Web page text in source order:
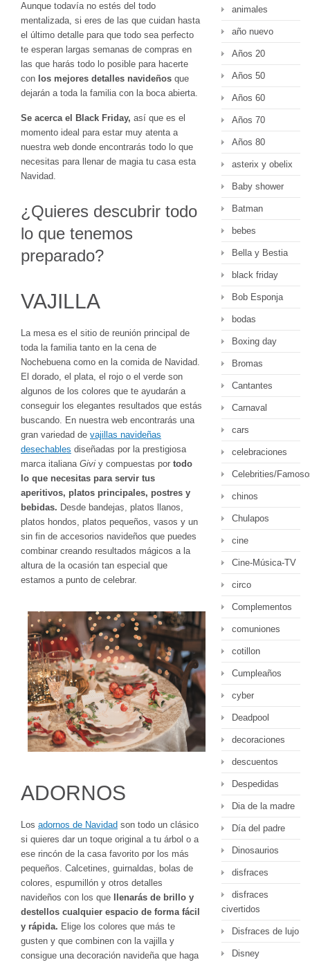
Aunque todavía no estés del todo
mentalizada, si eres de las que cuidan hasta
el último detalle para que todo sea perfecto
te esperan largas semanas de compras en
las que harás todo lo posible para hacerte
con los mejores detalles navideños que
dejarán a toda la familia con la boca abierta.
Se acerca el Black Friday, así que es el
momento ideal para estar muy atenta a
nuestra web donde encontrarás todo lo que
necesitas para llenar de magia tu casa esta
Navidad.
¿Quieres descubrir todo
lo que tenemos
preparado?
VAJILLA
La mesa es el sitio de reunión principal de
toda la familia tanto en la cena de
Nochebuena como en la comida de Navidad.
El dorado, el plata, el rojo o el verde son
algunos de los colores que te ayudarán a
conseguir los elegantes resultados que estás
buscando. En nuestra web encontrarás una
gran variedad de vajillas navideñas
desechables diseñadas por la prestigiosa
marca italiana Givi y compuestas por todo
lo que necesitas para servir tus
aperitivos, platos principales, postres y
bebidas. Desde bandejas, platos llanos,
platos hondos, platos pequeños, vasos y un
sin fin de accesorios navideños que puedes
combinar creando resultados mágicos a la
altura de la ocasión tan especial que
estamos a punto de celebrar.
ADORNOS
Los adornos de Navidad son todo un clásico
si quieres dar un toque original a tu árbol o a
ese rincón de la casa favorito por los más
pequeños. Calcetines, guirnaldas, bolas de
colores, espumillón y otros detalles
navideños con los que
llenarás de brillo y
destellos cualquier espacio de forma fácil
y rápida. Elige los colores que más te
gusten y que combinen con la vajilla y
consigue una decoración navideña que haga
animales
año nuevo
Años 20
Años 50
Años 60
Años 70
Años 80
asterix y obelix
Baby shower
Batman
bebes
Bella y Bestia
black friday
Bob Esponja
bodas
Boxing day
Bromas
Cantantes
Carnaval
cars
celebraciones
Celebrities/
chinos
Chulapos
cine
Cine-Música-TV
circo
Complementos
comuniones
cotillon
Cumpleaños
cyber
Deadpool
decoraciones
descuentos
Despedidas
Dia de la madre
Día del padre
Dinosaurios
disfraces
disfraces
civertidos
Disfraces de lujo
Disney